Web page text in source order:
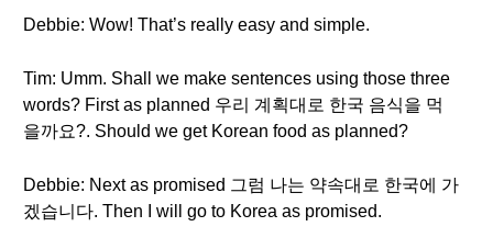
Debbie: Wow! That’s really easy and simple.
Tim: Umm. Shall we make sentences using those three
words? First as planned 우리 계획대로 한국 음식을 먹
을까요?. Should we get Korean food as planned?
Debbie: Next as promised 그럼 나는 약속대로 한국에 가
겠습니다. Then I will go to Korea as promised.